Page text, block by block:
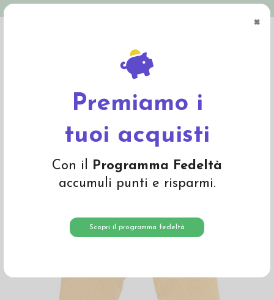
×
Premiamo i
tuoi acquisti
Con il Programma Fedeltà
accumuli punti e risparmi.
Scopri il programma fedeltà